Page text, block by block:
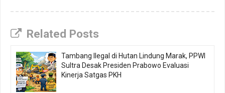
Related Posts
Tambang Ilegal di Hutan Lindung Marak, PPWI
Sultra Desak Presiden Prabowo Evaluasi
Kinerja Satgas PKH